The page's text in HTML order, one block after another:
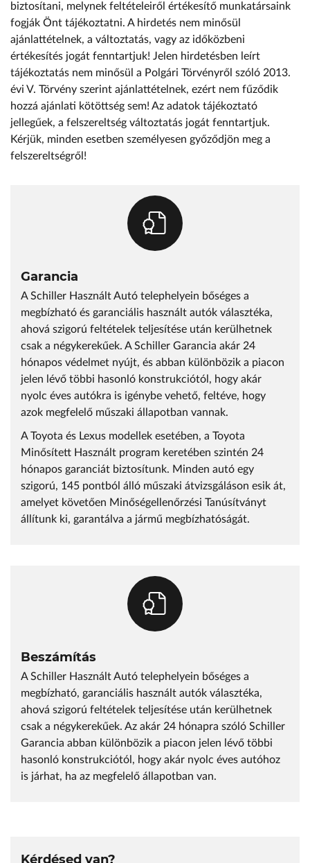
biztosítani, melynek feltételeiről értékesítő munkatársaink
fogják Önt tájékoztatni. A hirdetés nem minősül
ajánlattételnek, a változtatás, vagy az időközbeni
értékesítés jogát fenntartjuk! Jelen hirdetésben leírt
tájékoztatás nem minősül a Polgári Törvényről szóló 2013.
évi V. Törvény szerint ajánlattételnek, ezért nem fűződik
hozzá ajánlati kötöttség sem! Az adatok tájékoztató
jellegűek, a felszereltség változtatás jogát fenntartjuk.
Kérjük, minden esetben személyesen győződjön meg a
felszereltségről!
Garancia
A Schiller Használt Autó telephelyein bőséges a
megbízható és garanciális használt autók választéka,
ahová szigorú feltételek teljesítése után kerülhetnek
csak a négykerekűek. A Schiller Garancia akár 24
hónapos védelmet nyújt, és abban különbözik a piacon
jelen lévő többi hasonló konstrukciótól, hogy akár
nyolc éves autókra is igénybe vehető, feltéve, hogy
azok megfelelő műszaki állapotban vannak.
A Toyota és Lexus modellek esetében, a Toyota
Minősített Használt program keretében szintén 24
hónapos garanciát biztosítunk. Minden autó egy
szigorú, 145 pontból álló műszaki átvizsgáláson esik át,
amelyet követően Minőségellenőrzési Tanúsítványt
állítunk ki, garantálva a jármű megbízhatóságát.
Beszámítás
A Schiller Használt Autó telephelyein bőséges a
megbízható, garanciális használt autók választéka,
ahová szigorú feltételek teljesítése után kerülhetnek
csak a négykerekűek. Az akár 24 hónapra szóló Schiller
Garancia abban különbözik a piacon jelen lévő többi
hasonló konstrukciótól, hogy akár nyolc éves autóhoz
is járhat, ha az megfelelő állapotban van.
Kérdésed van?